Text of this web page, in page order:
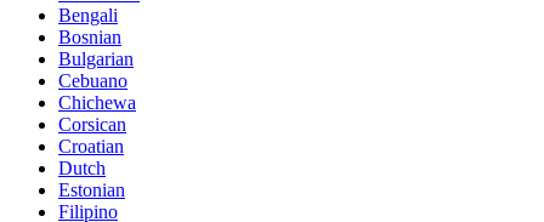
Bengali
Bosnian
Bulgarian
Cebuano
Chichewa
Corsican
Croatian
Dutch
Estonian
Filipino